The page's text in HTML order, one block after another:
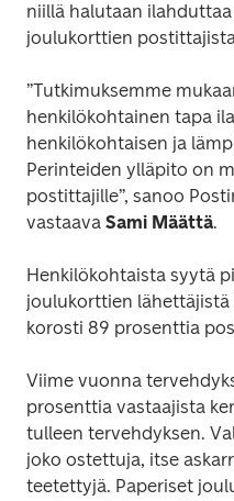
niillä halutaan
joulukorttien
”Tutkimuksemme
henkilökohtainen tapa
henkilökohtaisen ja
Perinteiden ylläpito on
postittajille”, sanoo
vastaava Sami Määttä.
Henkilökohtaista syytä
joulukorttien
korosti 89 prosenttia
Viime vuonna
prosenttia vastaajista
tulleen tervehdyksen.
joko ostettuja, itse
teetettyjä. Paperiset